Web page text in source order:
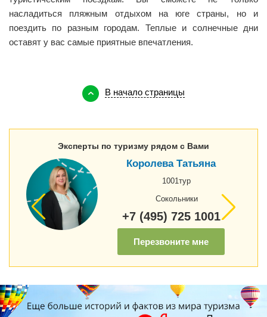
насладиться пляжным отдыхом на юге страны, но и
поездить по разным городам. Теплые и солнечные дни
оставят у вас самые приятные впечатления.
В начало страницы
Эксперты по туризму рядом с Вами
Королева Татьяна
1001тур
Сокольники
+7 (495) 725 1001
Перезвоните мне